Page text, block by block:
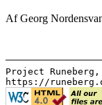
Af Georg
Project
https://